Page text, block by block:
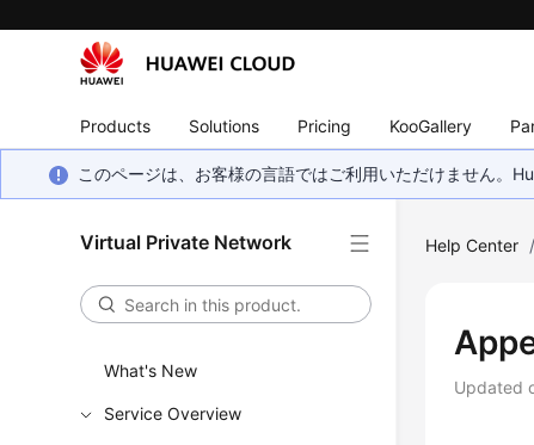
Products Solutions Pricing KooGallery
このページは、お客様の言語ではご利用いただけません。
Virtual Private Network
What's New
Service Overview
Help Center /
Updated